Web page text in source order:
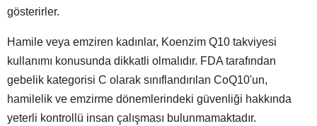
gösterirler.
Hamile veya emziren kadınlar, Koenzim Q10 takviyesi
kullanımı konusunda dikkatli olmalıdır. FDA tarafından
gebelik kategorisi C olarak sınıflandırılan CoQ10'un,
hamilelik ve emzirme dönemlerindeki güvenliği hakkında
yeterli kontrollü insan çalışması bulunmamaktadır.